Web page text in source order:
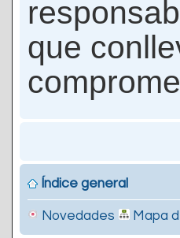
que
Índice general
Novedades Mapa